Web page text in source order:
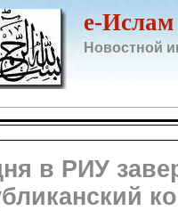
e-Ислам
Новостной
в РИУ